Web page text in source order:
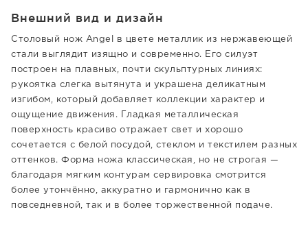
Внешний вид и дизайн
Столовый нож Angel в цвете металлик из нержавеющей
стали выглядит изящно и современно. Его силуэт
построен на плавных, почти скульптурных линиях:
рукоятка слегка вытянута и украшена деликатным
изгибом, который добавляет коллекции характер и
ощущение движения. Гладкая металлическая
поверхность красиво отражает свет и хорошо
сочетается с белой посудой, стеклом и текстилем разных
оттенков. Форма ножа классическая, но не строгая —
благодаря мягким контурам сервировка смотрится
более утончённо, аккуратно и гармонично как в
повседневной, так и в более торжественной подаче.